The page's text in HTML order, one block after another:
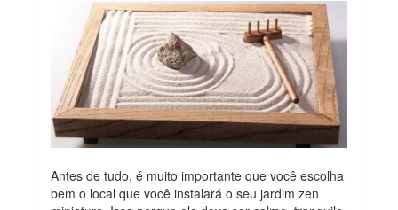
Antes de tudo, é muito importante que você escolha
bem o local que você instalará o seu jardim zen